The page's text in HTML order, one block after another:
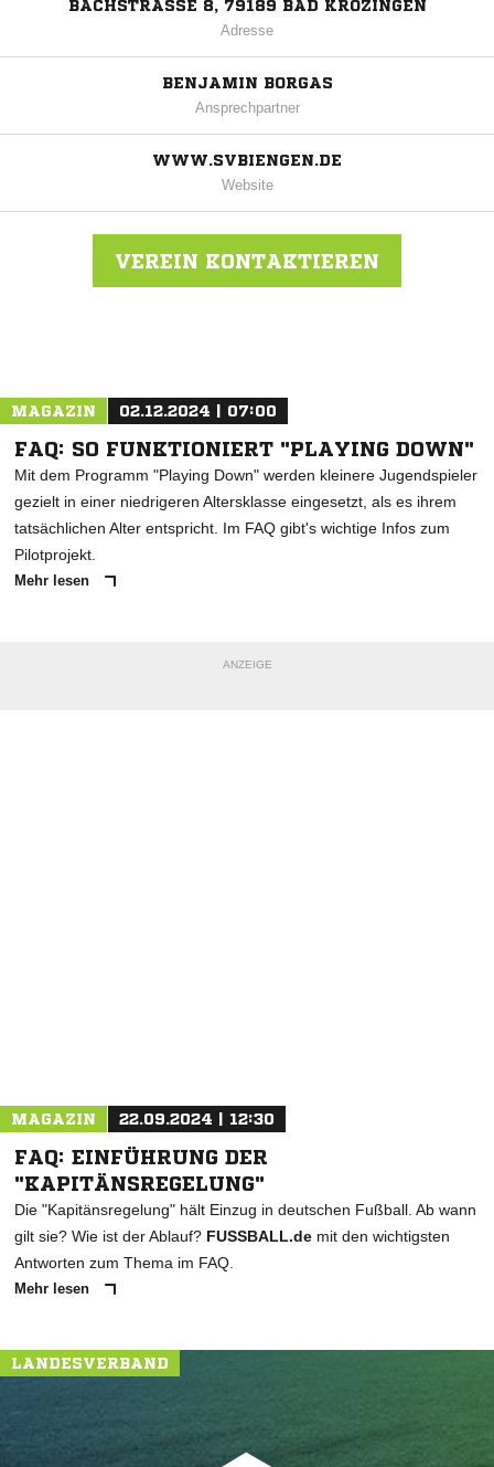
BACHSTRASSE 8, 79189 BAD KROZINGEN
Adresse
BENJAMIN BORGAS
Ansprechpartner
WWW.SVBIENGEN.DE
Website
VEREIN KONTAKTIEREN
MAGAZIN 02.12.2024 | 07:00
FAQ: SO FUNKTIONIERT "PLAYING DOWN"
Mit dem Programm "Playing Down" werden kleinere Jugendspieler
gezielt in einer niedrigeren Altersklasse eingesetzt, als es ihrem
tatsächlichen Alter entspricht. Im FAQ gibt's wichtige Infos zum
Pilotprojekt.
Mehr lesen
ANZEIGE
MAGAZIN 22.09.2024 | 12:30
FAQ: EINFÜHRUNG DER
"KAPITÄNSREGELUNG"
Die "Kapitänsregelung" hält Einzug in deutschen Fußball. Ab wann
gilt sie? Wie ist der Ablauf? FUSSBALL.de mit den wichtigsten
Antworten zum Thema im FAQ.
Mehr lesen
LANDESVERBAND